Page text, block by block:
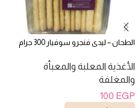
الطحان – ليدى فنجرو سوفيار 300 جرام
الأغذية المعلبة والمعبأة
والمغلفة
100 EGP